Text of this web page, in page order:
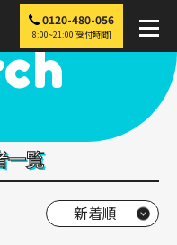
0120-480-056
8:00~21:00[受付時間]
> 中野市
一覧